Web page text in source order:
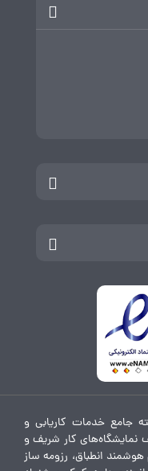
جامع خدمات کاریابی و
نمایشگاه‌های کار شریف و
هوشمند انطباق، رزومه ساز